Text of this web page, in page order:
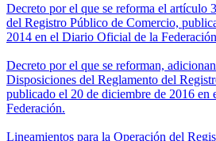
Decreto por el que se reforma el artículo
del Registro Público de Comercio,
2014 en el Diario Oficial de la
Decreto por el que se reforman,
Disposiciones del Reglamento del
publicado el 20 de diciembre de 2016
Federación.
Lineamientos para la Operación del